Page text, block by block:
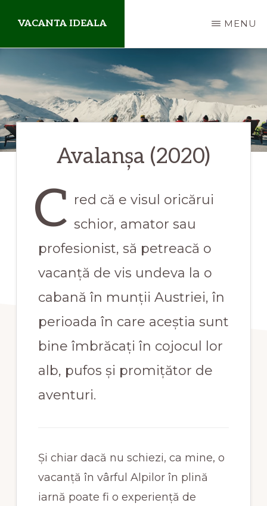
main
VACANTA IDEALA
de
aventuri
departe
de
casa
MENU
Avalanșa (2020)
C red că e visul oricărui
schior, amator sau
profesionist, să petreacă o
vacanță de vis undeva la o
cabană în munții Austriei, în
perioada în care aceștia sunt
bine îmbrăcați în cojocul lor
alb, pufos și promițător de
aventuri.
Și chiar dacă nu schiezi, ca mine, o
vacanță în vârful Alpilor în plină
iarnă poate fi o experiență de